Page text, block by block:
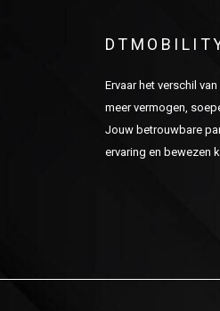
Ervaar het verschil
meer vermogen,
Jouw betrouwbare
ervaring en bewezen